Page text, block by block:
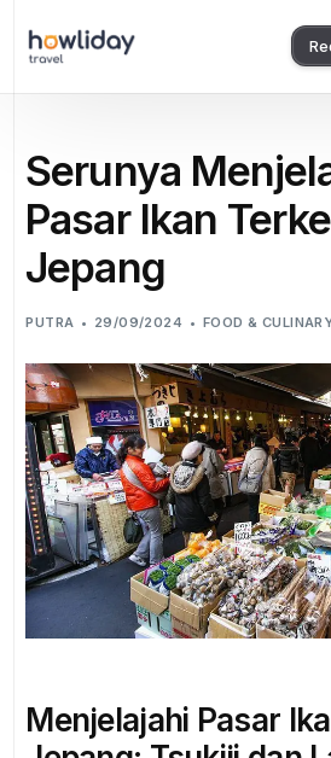
Serunya
Pasar Ikan
Jepang
PUTRA 29/09/2024 FOOD &
Menjelajahi Pasar